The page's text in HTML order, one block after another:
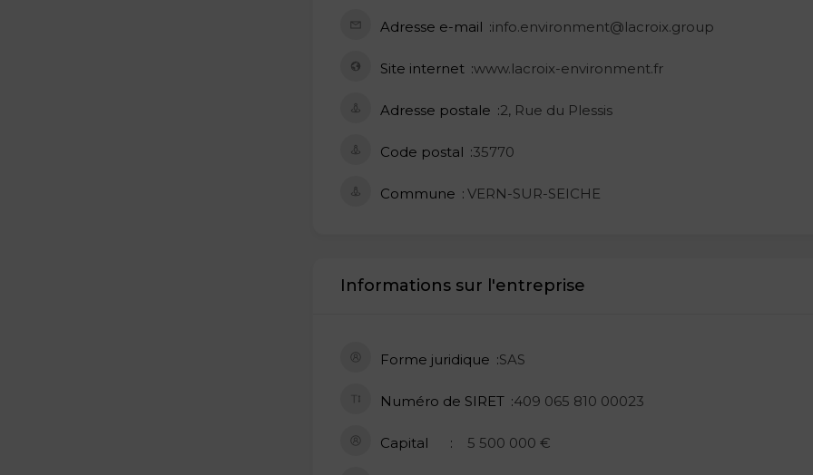
Adresse e-mail info.environment@lacroix.group
Site internet www.lacroix-environment.fr
Adresse postale 2, Rue du Plessis
Code postal 35770
Commune VERN-SUR-SEICHE
Informations sur l'entreprise
Forme juridique SAS
Numéro de SIRET 409 065 810 00023
Capital 5 500 000 €